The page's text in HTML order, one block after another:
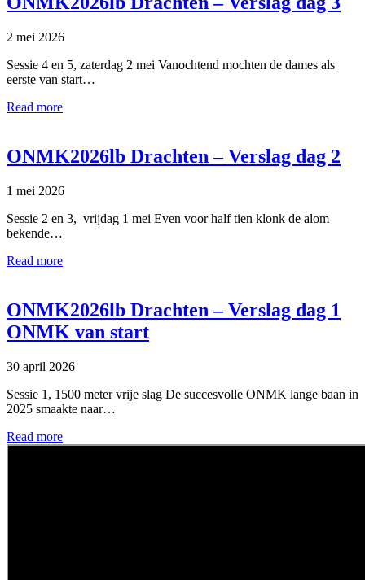
2 mei 2026
Sessie 4 en 5, zaterdag 2 mei Vanochtend mochten de dames als
eerste van start…
Read more
ONMK2026lb Drachten – Verslag dag 2
1 mei 2026
Sessie 2 en 3, vrijdag 1 mei Even voor half tien klonk de alom
bekende…
Read more
ONMK2026lb Drachten – Verslag dag 1
ONMK van start
30 april 2026
Sessie 1, 1500 meter vrije slag De succesvolle ONMK lange baan in
2025 smaakte naar…
Read more